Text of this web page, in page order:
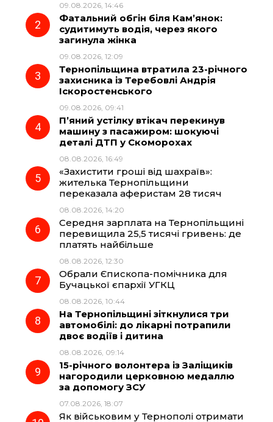
o
o
g
r
a p
09.08.2026, 14:46
Фатальний обгін біля Кам’янок:
судитимуть водія, через якого
загинула жінка
09.08.2026, 12:09
Тернопільщина втратила 23-річного
захисника із Теребовлі Андрія
Іскоростенського
09.08.2026, 09:41
П’яний устілку втікач перекинув
машину з пасажиром: шокуючі
деталі ДТП у Скоморохах
08.08.2026, 16:49
«Захистити гроші від шахраїв»:
жителька Тернопільщини
переказала аферистам 28 тисяч
08.08.2026, 14:20
Середня зарплата на Тернопільщині
перевищила 25,5 тисячі гривень: де
платять найбільше
08.08.2026, 12:30
Обрали Єпископа-помічника для
Бучацької єпархії УГКЦ
08.08.2026, 10:44
На Тернопільщині зіткнулися три
автомобілі: до лікарні потрапили
двоє водіїв і дитина
08.08.2026, 09:14
15-річного волонтера із Заліщиків
нагородили церковною медаллю
за допомогу ЗСУ
07.08.2026, 18:07
Як військовим у Тернополі отримати